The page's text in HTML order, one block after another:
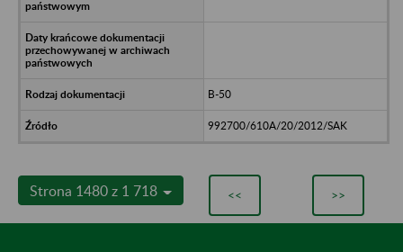
B-50
992700/610A/20/2012/SAK
Strona 1480 z 1 718 << >>